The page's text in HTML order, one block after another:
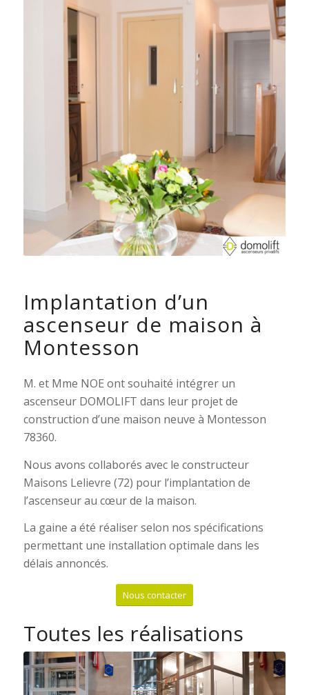
Implantation d’un
ascenseur de maison à
Montesson
M. et Mme NOE ont souhaité intégrer un
ascenseur DOMOLIFT dans leur projet de
construction d’une maison neuve à Montesson
78360.
Nous avons collaborés avec le constructeur
Maisons Lelievre (72) pour l’implantation de
l’ascenseur au cœur de la maison.
La gaine a été réaliser selon nos spécifications
permettant une installation optimale dans les
délais annoncés.
Nous contacter
Toutes les réalisations